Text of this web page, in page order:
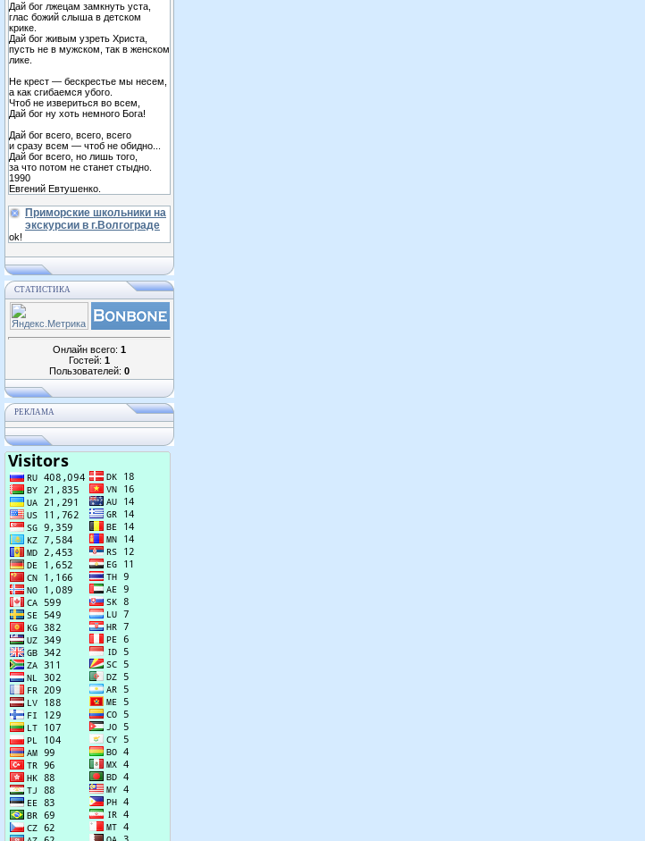
Дай бог лжецам замкнуть уста,
глас божий слыша в детском
крике.
Дай бог живым узреть Христа,
пусть не в мужском, так в женском
лике.
Не крест — бескрестье мы несем,
а как сгибаемся убого.
Чтоб не извериться во всем,
Дай бог ну хоть немного Бога!
Дай бог всего, всего, всего
и сразу всем — чтоб не обидно...
Дай бог всего, но лишь того,
за что потом не станет стыдно.
1990
Евгений Евтушенко.
Приморские школьники на
экскурсии в г.Волгограде
ok!
СТАТИСТИКА
Онлайн всего: 1
Гостей: 1
Пользователей: 0
РЕКЛАМА